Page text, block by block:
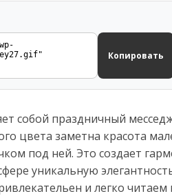
Копировать
собой праздничный
цвета заметна красота
под ней. Это создает
уникальную
и легко